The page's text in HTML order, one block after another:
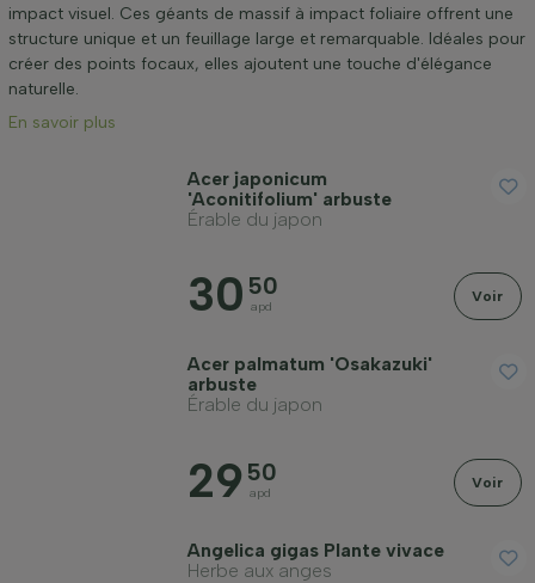
Hauteur à la livraison (cm)
Taille adulte (cm)
impact visuel. Ces géants de massif à impact foliaire offrent une
structure unique et un feuillage large et remarquable. Idéales pour
créer des points focaux, elles ajoutent une touche d'élégance
naturelle.
En savoir plus
Acer japonicum
'Aconitifolium' arbuste
Érable du japon
30 50
apd
Voir
Acer palmatum 'Osakazuki'
arbuste
Érable du japon
29 50
apd
Voir
Angelica gigas Plante vivace
Herbe aux anges